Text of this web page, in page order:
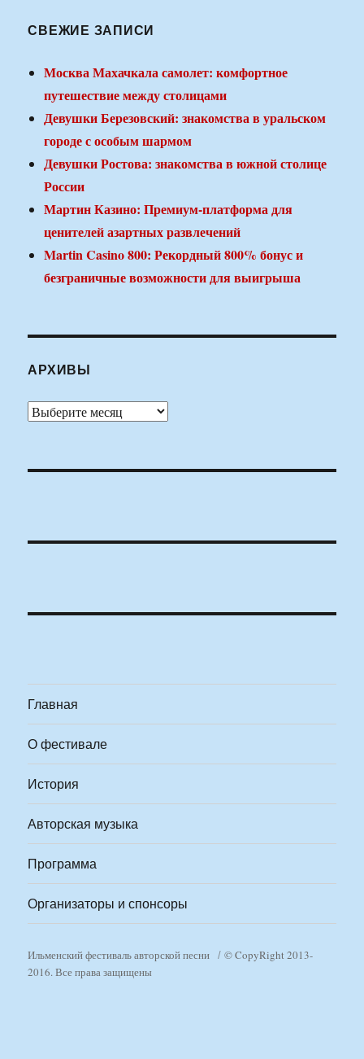
СВЕЖИЕ ЗАПИСИ
Москва Махачкала самолет: комфортное
путешествие между столицами
Девушки Березовский: знакомства в уральском
городе с особым шармом
Девушки Ростова: знакомства в южной столице
России
Мартин Казино: Премиум-платформа для
ценителей азартных развлечений
Martin Casino 800: Рекордный 800% бонус и
безграничные возможности для выигрыша
АРХИВЫ
Архивы
Главная
О фестивале
История
Авторская музыка
Программа
Организаторы и спонсоры
Ильменский фестиваль авторской песни
© CopyRight 2013-
2016. Все права защищены